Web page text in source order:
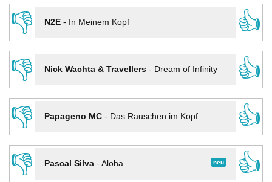
👎
N2E- In Meinem Kopf
👍
👎
Nick Wachta & Travellers- Dream of Infinity
👍
👎
Papageno MC- Das Rauschen im Kopf
👍
👎
neu
Pascal Silva- Aloha
👍